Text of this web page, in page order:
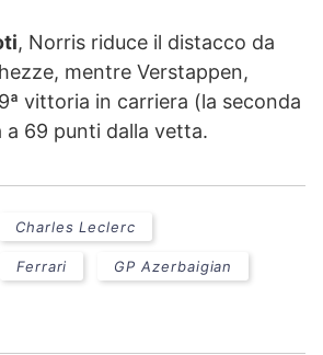
, Norris riduce il distacco da
mentre Verstappen,
vittoria in carriera (la seconda
a 69 punti dalla vetta.
Charles Leclerc
Ferrari GP Azerbaigian